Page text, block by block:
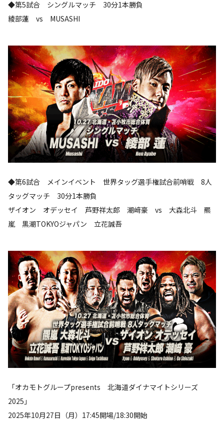
◆第5試合 シングルマッチ 30分1本勝負
綾部蓮 vs MUSASHI
◆第6試合 メインイベント 世界タッグ選手権試合前哨戦 8人
タッグマッチ 30分1本勝負
ザイオン オデッセイ 芦野祥太郎 潮﨑豪 vs 大森北斗 羆
嵐 黒潮TOKYOジャパン 立花誠吾
「オカモトグループpresents 北海道ダイナマイトシリーズ
2025」
2025年10月27日（月）17:45開場/18:30開始